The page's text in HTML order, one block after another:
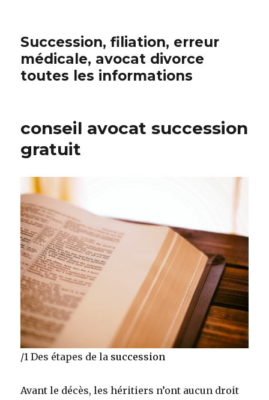
Succession, filiation, erreur
médicale, avocat divorce
toutes les informations
conseil avocat succession
gratuit
/1 Des étapes de la succession
Avant le décès, les héritiers n’ont aucun droit